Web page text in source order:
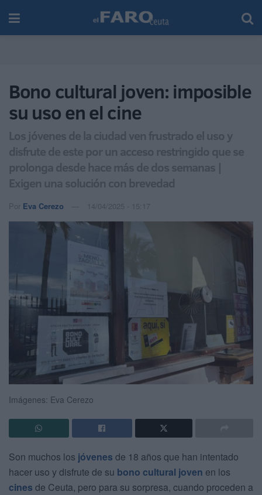
Bono cultural joven: imposible
su uso en el cine
Los jóvenes de la ciudad ven frustrado el uso y
disfrute de este por un acceso restringido que se
prolonga desde hace más de dos semanas |
Exigen una solución con brevedad
Por Eva Cerezo 14/04/2025 - 15:17
Imágenes: Eva Cerezo
Son muchos los jóvenes de 18 años que han intentado
hacer uso y disfrute de su bono cultural joven en los
cines de Ceuta, pero para su sorpresa, cuando proceden a